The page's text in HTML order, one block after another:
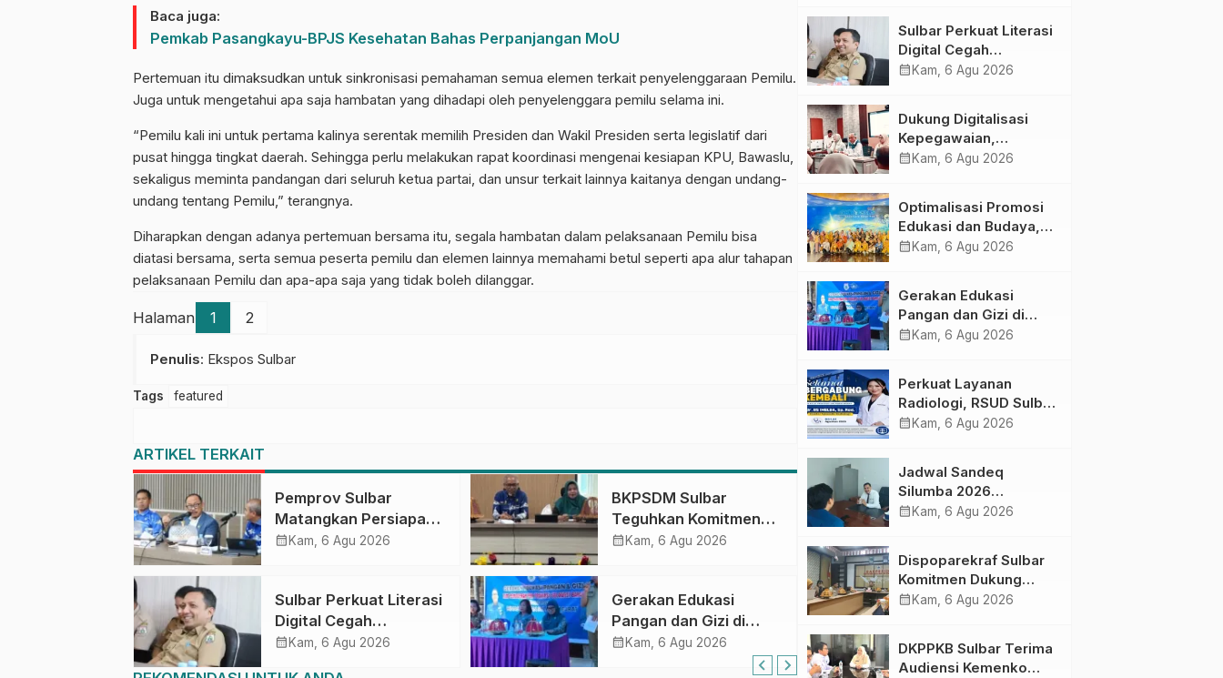
Baca juga:
Pemkab Pasangkayu-BPJS Kesehatan Bahas Perpanjangan MoU
Pertemuan itu dimaksudkan untuk sinkronisasi pemahaman semua elemen terkait penyelenggaraan Pemilu.
Juga untuk mengetahui apa saja hambatan yang dihadapi oleh penyelenggara pemilu selama ini.
“Pemilu kali ini untuk pertama kalinya serentak memilih Presiden dan Wakil Presiden serta legislatif dari
pusat hingga tingkat daerah. Sehingga perlu melakukan rapat koordinasi mengenai kesiapan KPU, Bawaslu,
sekaligus meminta pandangan dari seluruh ketua partai, dan unsur terkait lainnya kaitanya dengan undang-
undang tentang Pemilu,” terangnya.
Diharapkan dengan adanya pertemuan bersama itu, segala hambatan dalam pelaksanaan Pemilu bisa
diatasi bersama, serta semua peserta pemilu dan elemen lainnya memahami betul seperti apa alur tahapan
pelaksanaan Pemilu dan apa-apa saja yang tidak boleh dilanggar.
Halaman 1 2
Penulis: Ekspos Sulbar
Tags featured
ARTIKEL TERKAIT
Pemprov Sulbar
Matangkan Persiapan
HUT Ke-81 RI, Puncak
calendar_month Kam, 6 Agu 2026
BKPSDM Sulbar
Teguhkan Komitmen
Pengembangan
Penandatanganan
Perjanjian Tugas
Belajar 2026
calendar_month Kam, 6 Agu 2026
Sulbar Perkuat Literasi
Digital Cegah
Kejahatan Love
calendar_month Kam, 6 Agu 2026
Gerakan Edukasi
Pangan dan Gizi di
Mamasa: Tingkatkan
calendar_month Kam, 6 Agu 2026
Penandatanganan
Perjanjian Tugas
Belajar 2026
Sulbar Perkuat Literasi
Digital Cegah
Kejahatan Love
calendar_month Kam, 6 Agu 2026
Dukung Digitalisasi
Kepegawaian,
DPMPTSP Sulbar Siap
calendar_month Kam, 6 Agu 2026
Optimalisasi Promosi
Edukasi dan Budaya,
Anjungan Provinsi
Bersama Sky World
TMII
calendar_month Kam, 6 Agu 2026
Gerakan Edukasi
Pangan dan Gizi di
Mamasa: Tingkatkan
dalam Pemenuhan Gizi
calendar_month Kam, 6 Agu 2026
Perkuat Layanan
Radiologi, RSUD Sulbar
Sambut Kembali dr. Iis
calendar_month Kam, 6 Agu 2026
Jadwal Sandeq
Silumba 2026
Disesuaikan,
Tetap Dimatangkan
calendar_month Kam, 6 Agu 2026
Dispoparekraf Sulbar
Komitmen Dukung
Penyusunan RAD
calendar_month Kam, 6 Agu 2026
DKPPKB Sulbar Terima
Audiensi Kemenko